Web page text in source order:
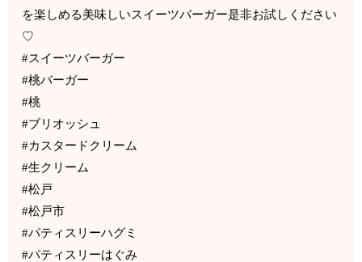
を楽しめる美味しいスイーツバーガー是非お試しください
♡
#スイーツバーガー
#桃バーガー
#桃
#ブリオッシュ
#カスタードクリーム
#生クリーム
#松戸
#松戸市
#パティスリーハグミ
#パティスリーはぐみ